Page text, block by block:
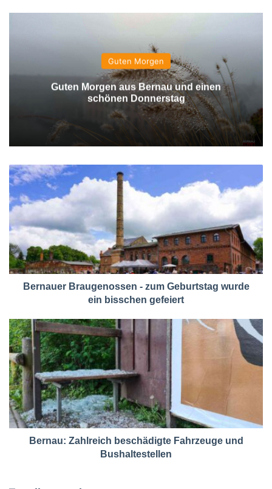
Guten Morgen
Guten Morgen aus Bernau und einen
schönen Donnerstag
Bernauer Braugenossen - zum Geburtstag wurde
ein bisschen gefeiert
Bernau: Zahlreich beschädigte Fahrzeuge und
Bushaltestellen